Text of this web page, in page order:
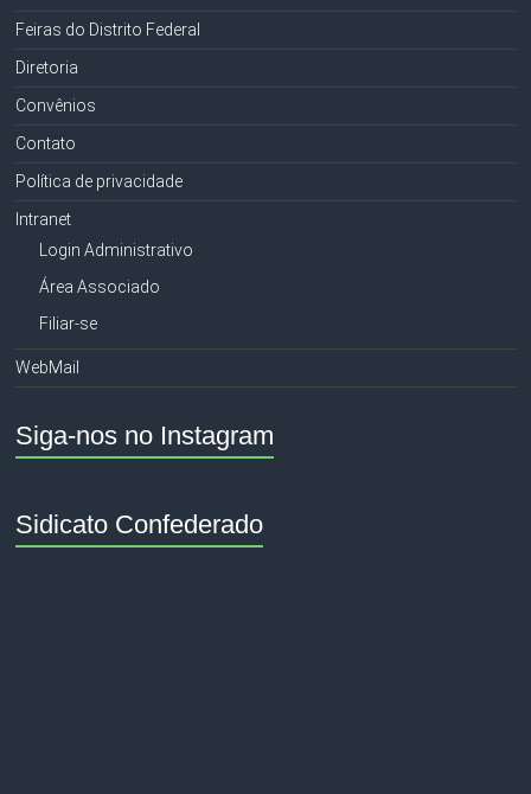
Feiras do Distrito Federal
Diretoria
Convênios
Contato
Política de privacidade
Intranet
Login Administrativo
Área Associado
Filiar-se
WebMail
Siga-nos no Instagram
Sidicato Confederado